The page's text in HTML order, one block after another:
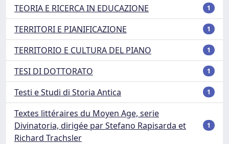
TEORIA E RICERCA IN EDUCAZIONE 1
TERRITORI E PIANIFICAZIONE 1
TERRITORIO E CULTURA DEL PIANO 1
TESI DI DOTTORATO 1
Testi e Studi di Storia Antica 1
Textes littéraires du Moyen Age, serie
Divinatoria, dirigée par Stefano Rapisarda et
Richard Trachsler
1